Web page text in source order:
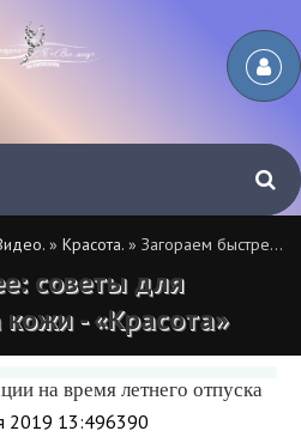
» Красота. » Загораем быстрее: советы для идеального тона кожи - «Красота»
советы для
- «Красота»
на время летнего отпуска
2019 13:496390